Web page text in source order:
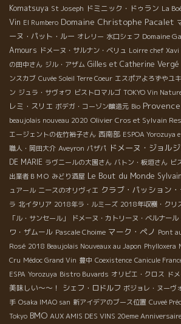
Komatsuya St Joseph ドミニック・ドゥラン La
Vin El Rumbero Domaine Christophe Pacalet
ーヌ・パット・ルー オレリー 水口シェフ Domaine
Amours ドメーヌ・サルナン・ベリュ Loirre chef Xavi
の田中さん ジル・アザム Gilles et Catherine Vergé
ンスカブ Cuvée Soleil Terre Coeur エスポアよろずやユ
ン ジュラ・サヴォワ ビストロマルゴ TOKYO Vin
レミ・スリエ ボデガ・コーゾン醸造元 Bio Provence
beaujolais nouveau 2020 Olivier Cros et Sylvain
エージェントの佐竹裕子さん 西南部 ESPOA Yorozuya
職人・岡田大介 Aveyron パザパ ドメーヌ・ジョル
DE MARIE ラヴニールの大園さん バトン・板垣さん ビ
出業者ＢＭＯ みどり酒屋 Le Bout du Monde
ュアール ニースのオリヴィエ クラブ・パッション
ラ 北イタリア 2018年ラ・ルミーズ 2018年収穫・クリ
「ル・サンセール」
ドメーヌ・カトリーヌ・ベルナール
ワ・ザムール Pascale Choime マーク・ペノ Pont
Rosé 2018 Beaujolais Nouveaux au Japon Phylloxera
Cru Médoc Grand Vin 豊中 Coexistence Canicule
ESPA Yorozuya Bistro Buvards オリビエ・クロス ド
美味しい～～！ シェフ・ロドルフ ボジョレ・ヌーヴ
手 Osaka IMAO san 新アイデアのブース位置 Cuveé
Tokyo BMO AUX AMIS DES VINS 20eme